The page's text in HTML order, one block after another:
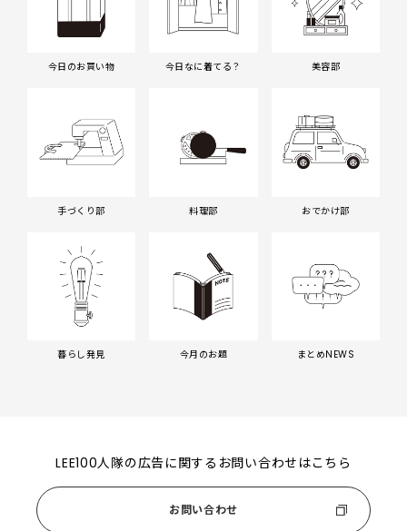
今日のお買い物 今日なに着てる？ 美容部
手づくり部 料理部 おでかけ部
暮らし発見 今月のお題 まとめNEWS
LEE100人隊の広告に関するお問い合わせはこちら
お問い合わせ